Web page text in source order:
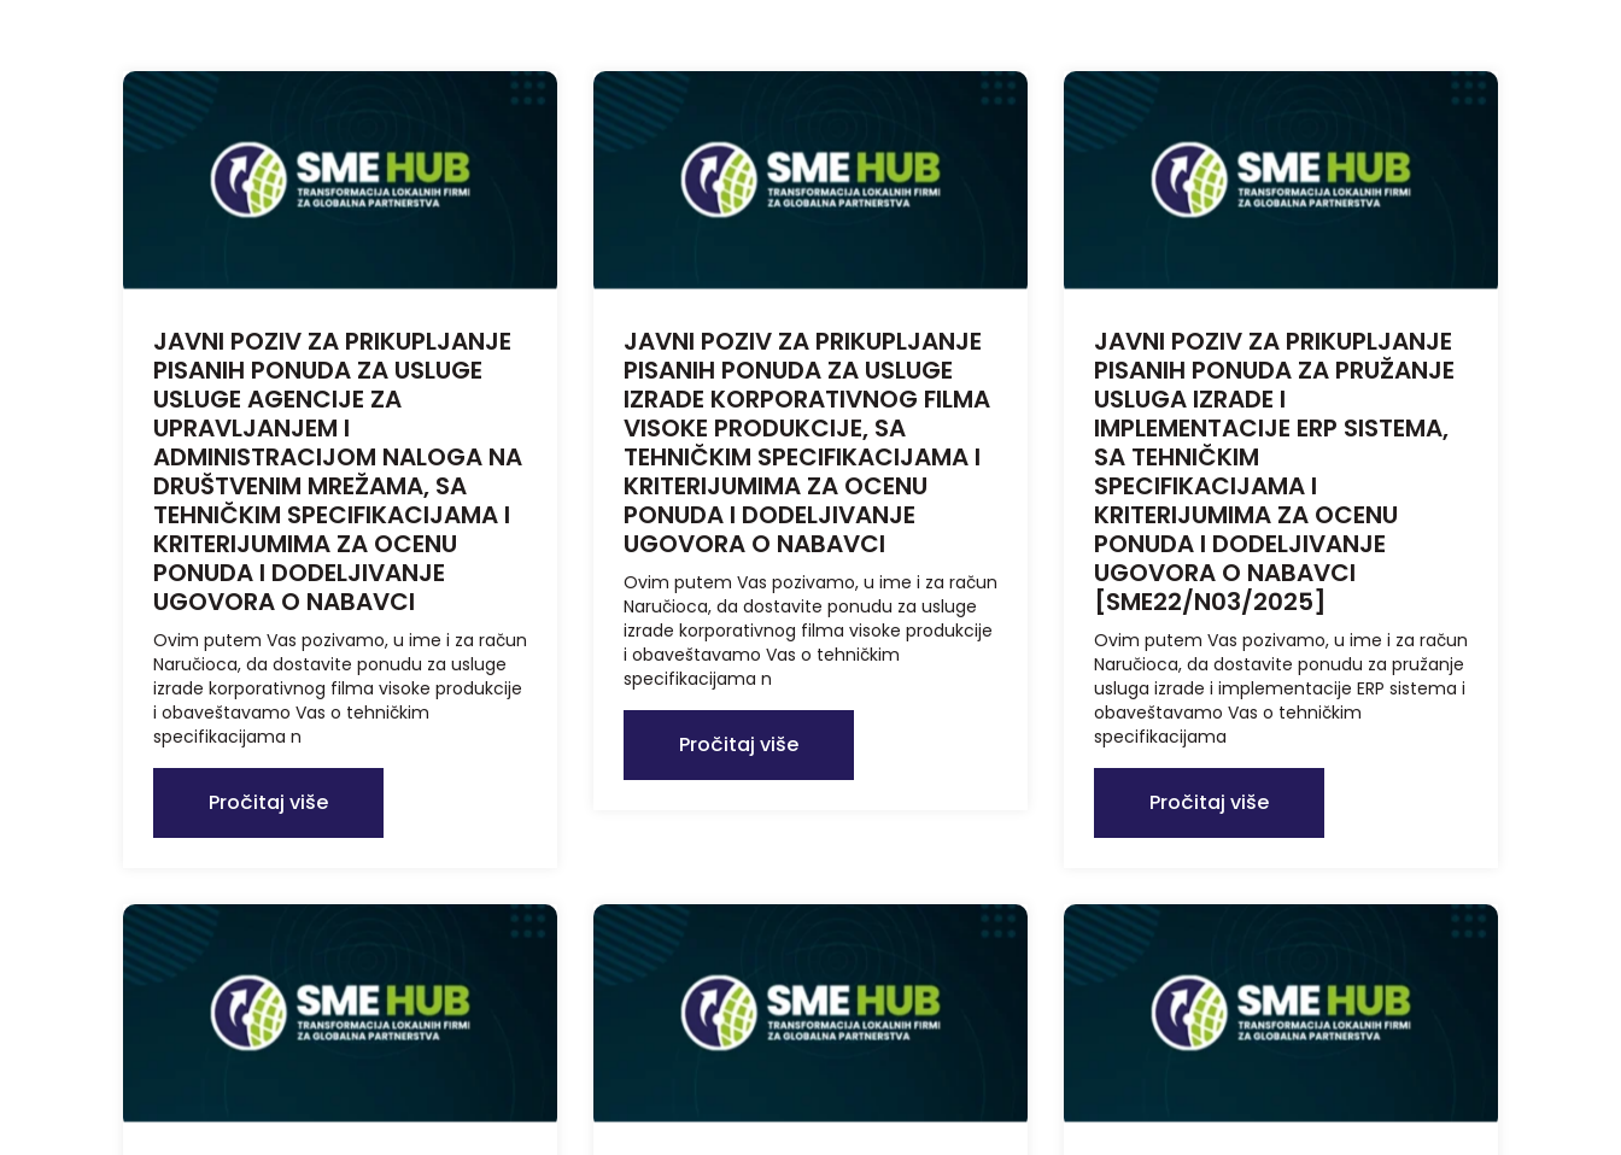
JAVNI POZIV ZA PRIKUPLJANJE
PISANIH PONUDA ZA USLUGE
USLUGE AGENCIJE ZA
UPRAVLJANJEM I
ADMINISTRACIJOM NALOGA NA
DRUŠTVENIM MREŽAMA, SA
TEHNIČKIM SPECIFIKACIJAMA I
KRITERIJUMIMA ZA OCENU
PONUDA I DODELJIVANJE
UGOVORA O NABAVCI
Ovim putem Vas pozivamo, u ime i za račun
Naručioca, da dostavite ponudu za usluge
izrade korporativnog filma visoke produkcije
i obaveštavamo Vas o tehničkim
specifikacijama n
Pročitaj više
JAVNI POZIV ZA PRIKUPLJANJE
PISANIH PONUDA ZA USLUGE
IZRADE KORPORATIVNOG FILMA
VISOKE PRODUKCIJE, SA
TEHNIČKIM SPECIFIKACIJAMA I
KRITERIJUMIMA ZA OCENU
PONUDA I DODELJIVANJE
UGOVORA O NABAVCI
Ovim putem Vas pozivamo, u ime i za račun
Naručioca, da dostavite ponudu za usluge
izrade korporativnog filma visoke produkcije
i obaveštavamo Vas o tehničkim
specifikacijama n
Pročitaj više
JAVNI POZIV ZA PRIKUPLJANJE
PISANIH PONUDA ZA PRUŽANJE
USLUGA IZRADE I
IMPLEMENTACIJE ERP SISTEMA,
SA TEHNIČKIM
SPECIFIKACIJAMA I
KRITERIJUMIMA ZA OCENU
PONUDA I DODELJIVANJE
UGOVORA O NABAVCI
[SME22/N03/2025]
Ovim putem Vas pozivamo, u ime i za račun
Naručioca, da dostavite ponudu za pružanje
usluga izrade i implementacije ERP sistema i
obaveštavamo Vas o tehničkim
specifikacijama
Pročitaj više